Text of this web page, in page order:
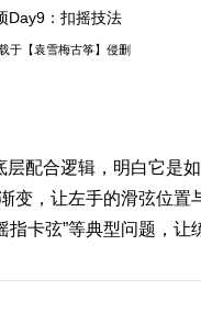
Day9：扣摇技法
于【袁雪梅古筝】侵删
层配合逻辑，明白它是
变，让左手的滑弦位置
指卡弦”等典型问题，让